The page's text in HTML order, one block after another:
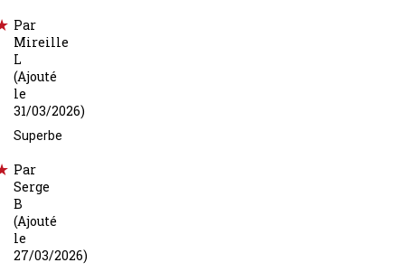
Par
Mireille
L
(Ajouté
le
31/03/2026)
Superbe
Par
Serge
B
(Ajouté
le
27/03/2026)